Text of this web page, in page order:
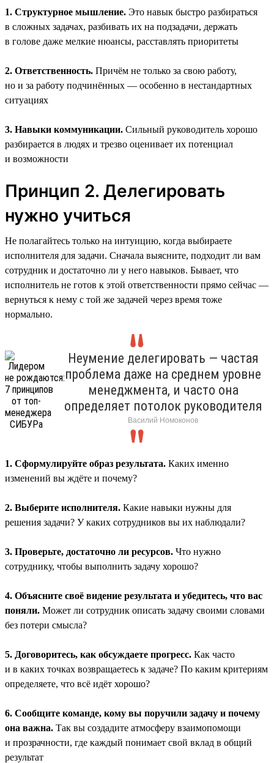
1. Структурное мышление. Это навык быстро разбираться
в сложных задачах, разбивать их на подзадачи, держать
в голове даже мелкие нюансы, расставлять приоритеты
2. Ответственность. Причём не только за свою работу,
но и за работу подчинённых — особенно в нестандартных
ситуациях
3. Навыки коммуникации. Сильный руководитель хорошо
разбирается в людях и трезво оценивает их потенциал
и возможности
Принцип 2. Делегировать
нужно учиться
Не полагайтесь только на интуицию, когда выбираете
исполнителя для задачи. Сначала выясните, подходит ли вам
сотрудник и достаточно ли у него навыков. Бывает, что
исполнитель не готов к этой ответственности прямо сейчас —
вернуться к нему с той же задачей через время тоже
нормально.
Неумение делегировать — частая
проблема даже на среднем уровне
менеджмента, и часто она
определяет потолок руководителя
Василий Номоконов
1. Сформулируйте образ результата. Каких именно
изменений вы ждёте и почему?
2. Выберите исполнителя. Какие навыки нужны для
решения задачи? У каких сотрудников вы их наблюдали?
3. Проверьте, достаточно ли ресурсов. Что нужно
сотруднику, чтобы выполнить задачу хорошо?
4. Объясните своё видение результата и убедитесь, что вас
поняли. Может ли сотрудник описать задачу своими словами
без потери смысла?
5. Договоритесь, как обсуждаете прогресс. Как часто
и в каких точках возвращаетесь к задаче? По каким критериям
определяете, что всё идёт хорошо?
6. Сообщите команде, кому вы поручили задачу и почему
она важна. Так вы создадите атмосферу взаимопомощи
и прозрачности, где каждый понимает свой вклад в общий
результат